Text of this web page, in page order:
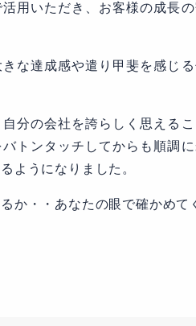
用いただき、お客様の成長
な達成感や遣り甲斐を感じ
分の会社を誇らしく思える
トンタッチしてからも順調
ようになりました。
か・・あなたの眼で確かめて